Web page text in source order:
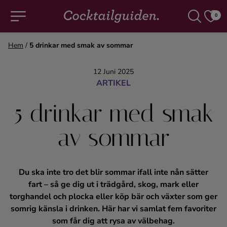
0
Alkoholfritt
Champagne
Cocktails
Gin
Hem / 5 drinkar med smak av sommar
12 Juni 2025
ARTIKEL
5 drinkar med smak
av sommar
Du ska inte tro det blir sommar ifall inte nån sätter
fart – så ge dig ut i trädgård, skog, mark eller
torghandel och plocka eller köp bär och växter som ger
somrig känsla i drinken. Här har vi samlat fem favoriter
som får dig att rysa av välbehag.